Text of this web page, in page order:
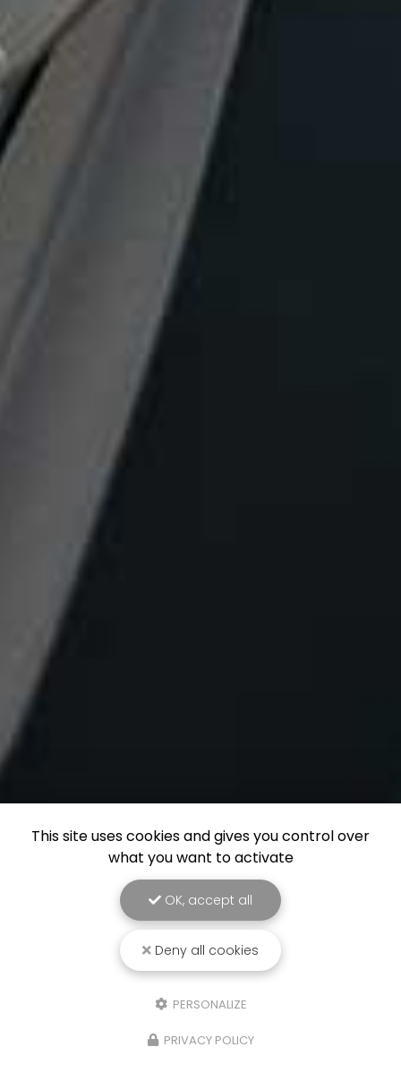
This site uses cookies and gives you control over
what you want to activate
OK, accept all
Deny all cookies
PERSONALIZE
PRIVACY POLICY